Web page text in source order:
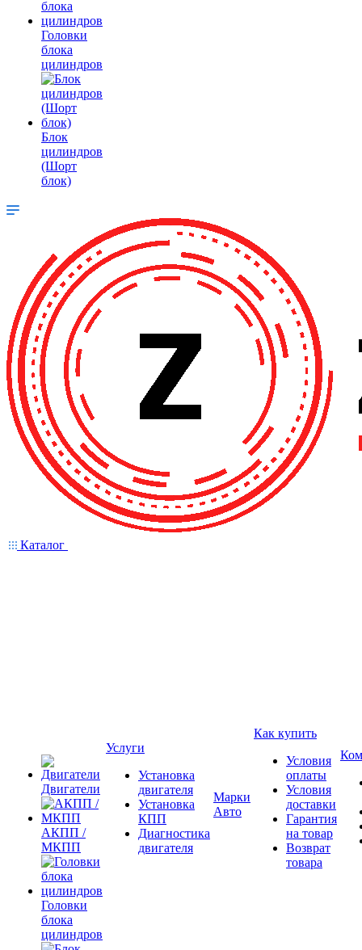
Головки
блока
цилиндров
Блок
цилиндров
(Шорт
блок)
Каталог
Двигатели
АКПП /
МКПП
Головки
блока
цилиндров
Услуги
Установка
двигателя
Установка
КПП
Диагностика
двигателя
Марки
Авто
Как купить
Условия
оплаты
Условия
доставки
Гарантия
на товар
Возврат
товара